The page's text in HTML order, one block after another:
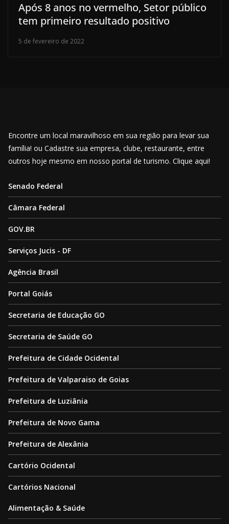
Após 8 anos no vermelho, Setor público
tem primeiro resultado positivo
5 de fevereiro de 2022
Encontre um local maravilhoso em sua região para levar sua
família! ou Cadastre sua empresa, clube, restaurante, entre
outros hoje mesmo em nosso portal de turismo. Clique aqui!
Senado Federal
Câmara Federal
GOV.BR
Serviços Jucis - DF
Agência Brasil
Portal Goiás
Secretaria de Educação GO
Secretaria de Saúde GO
Prefeitura de Cidade Ocidental
Prefeitura de Valparaiso de Goias
Prefeitura de Luziânia
Prefeitura de Novo Gama
Prefeitura de Alexânia
Cartório Ocidental
Cartórios Nacional
Alimentação & Saúde